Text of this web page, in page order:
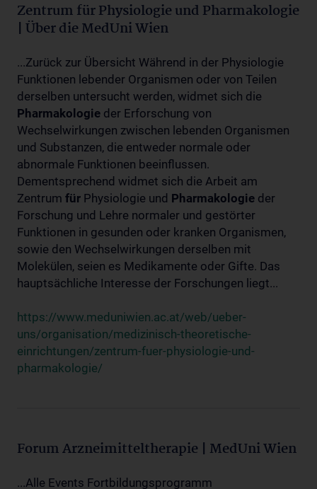
Zentrum für Physiologie und Pharmakologie
| Über die MedUni Wien
...Zurück zur Übersicht Während in der Physiologie
Funktionen lebender Organismen oder von Teilen
derselben untersucht werden, widmet sich die
Pharmakologie der Erforschung von
Wechselwirkungen zwischen lebenden Organismen
und Substanzen, die entweder normale oder
abnormale Funktionen beeinflussen.
Dementsprechend widmet sich die Arbeit am
Zentrum für Physiologie und Pharmakologie der
Forschung und Lehre normaler und gestörter
Funktionen in gesunden oder kranken Organismen,
sowie den Wechselwirkungen derselben mit
Molekülen, seien es Medikamente oder Gifte. Das
hauptsächliche Interesse der Forschungen liegt...
https://www.meduniwien.ac.at/web/ueber-
uns/organisation/medizinisch-theoretische-
einrichtungen/zentrum-fuer-physiologie-und-
pharmakologie/
Forum Arzneimitteltherapie | MedUni Wien
...Alle Events Fortbildungsprogramm